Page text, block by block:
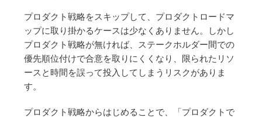
プロダクト戦略をスキップして、プロダクトロードマ
ップに取り掛かるケースは少なくありません。しかし
プロダクト戦略が無ければ、ステークホルダー間での
優先順位付けで合意を取りにくくなり、限られたリソ
ースと時間を誤って投入してしまうリスクがありま
す。
プロダクト戦略からはじめることで、「プロダクトで